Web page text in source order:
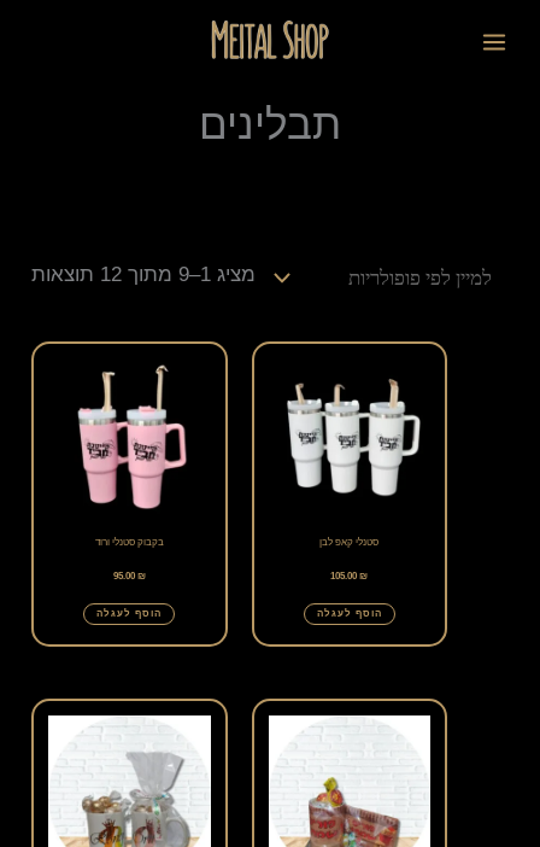
לתוכן
תבלינים
מציג 1–9 מתוך 12 תוצאות
סטנלי קאפ לבן
105.00₪
הוסף לעגלה
בקבוק סטנלי ורוד
95.00 ₪
הוסף לעגלה